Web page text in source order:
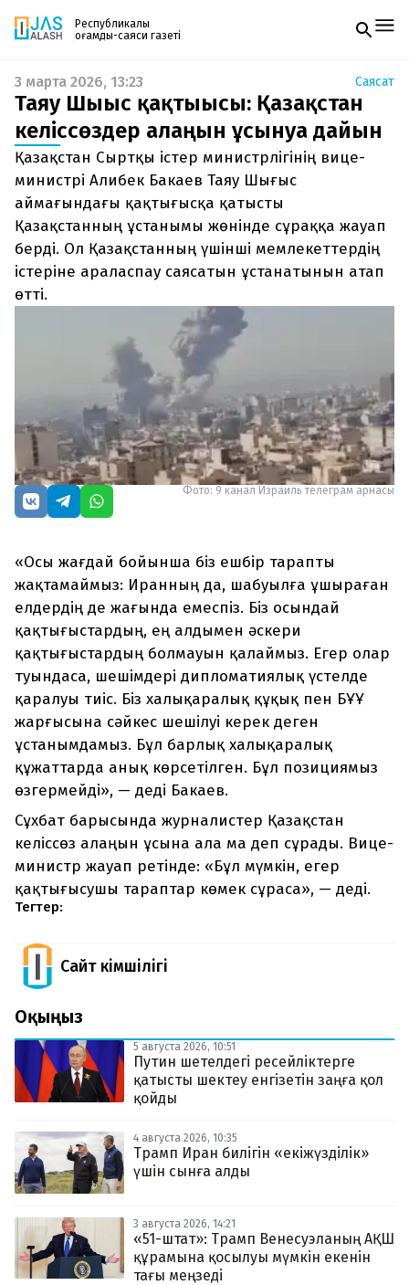
Республикалық
қоғамдық-саяси газеті
Жаңалықтар
Спорт
Live
Руханият
Аймақ
Архив
Заң және тәртіп
Редакциямен байланыс
+7 708 604 51 06
Жарнама бөлімі
+7 701 220 64 52
Пошта
zhasalash100@gmail.com
Газетке жазылу
PDF форматтағы газетті ай сайын электронды
поштаңызға алып отырыңыз. Жаңа нөмір
шыққан сәтте сізге бірден жіберіледі. Тек email
енгізіңіз, біз қалғанын өзіміз жібереміз.
3 марта 2026, 13:23 Саясат
Таяу Шығыс қақтығысы: Қазақстан
келіссөздер алаңын ұсынуға дайын
Қазақстан Сыртқы істер министрлігінің вице-
министрі Алибек Бакаев Таяу Шығыс
аймағындағы қақтығысқа қатысты
Қазақстанның ұстанымы жөнінде сұраққа жауап
берді. Ол Қазақстанның үшінші мемлекеттердің
істеріне араласпау саясатын ұстанатынын атап
өтті.
Фото: 9 канал Израиль телеграм арнасы
«Осы жағдай бойынша біз ешбір тарапты
жақтамаймыз: Иранның да, шабуылға ұшыраған
елдердің де жағында емеспіз. Біз осындай
қақтығыстардың, ең алдымен әскери
қақтығыстардың болмауын қалаймыз. Егер олар
туындаса, шешімдері дипломатиялық үстелде
қаралуы тиіс. Біз халықаралық құқық пен БҰҰ
жарғысына сәйкес шешілуі керек деген
ұстанымдамыз. Бұл барлық халықаралық
құжаттарда анық көрсетілген. Бұл позициямыз
өзгермейді», — деді Бакаев.
Сұхбат барысында журналистер Қазақстан
келіссөз алаңын ұсына ала ма деп сұрады. Вице-
министр жауап ретінде: «Бұл мүмкін, егер
қақтығысушы тараптар көмек сұраса», — деді.
Тегтер:
Сайт Әкімшілігі
Оқыңыз
5 августа 2026, 10:51
Путин шетелдегі ресейліктерге
қатысты шектеу енгізетін заңға қол
қойды
4 августа 2026, 10:35
Трамп Иран билігін «екіжүзділік»
үшін сынға алды
3 августа 2026, 14:21
«51-штат»: Трамп Венесуэланың АҚШ
құрамына қосылуы мүмкін екенін
тағы меңзеді